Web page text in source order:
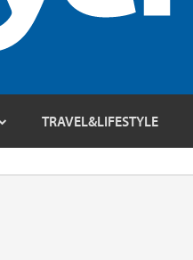
TRAVEL&LIFESTYLE